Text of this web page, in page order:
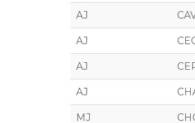
AJ
AJ
AJ
AJ
MJ